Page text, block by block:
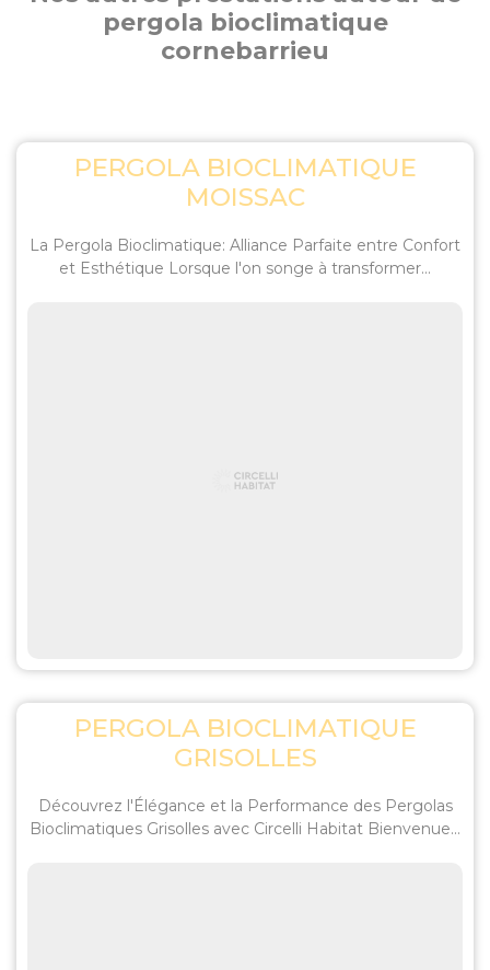
pergola bioclimatique
cornebarrieu
PERGOLA BIOCLIMATIQUE
MOISSAC
La Pergola Bioclimatique: Alliance Parfaite entre Confort
et Esthétique Lorsque l'on songe à transformer...
PERGOLA BIOCLIMATIQUE
GRISOLLES
Découvrez l'Élégance et la Performance des Pergolas
Bioclimatiques Grisolles avec Circelli Habitat Bienvenue...